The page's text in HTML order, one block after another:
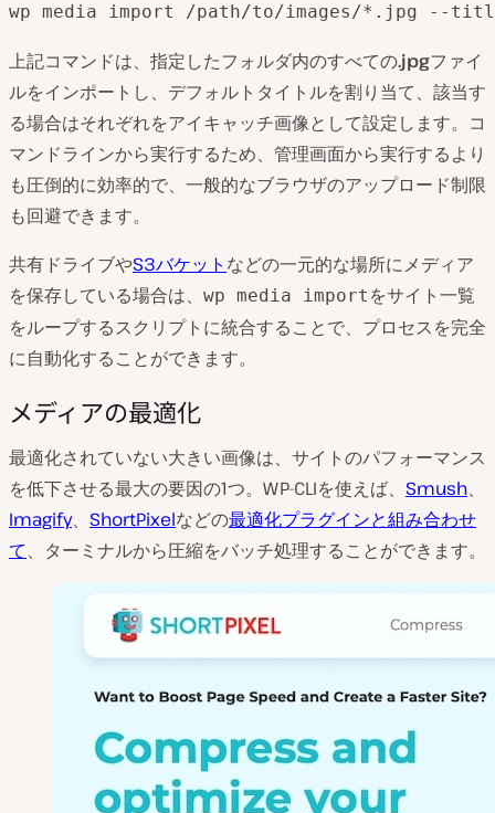
wp media import /path/to/images/*.jpg --
上記コマンドは、指定したフォルダ内のすべての.jpgファイ
ルをインポートし、デフォルトタイトルを割り当て、該当す
る場合はそれぞれをアイキャッチ画像として設定します。コ
マンドラインから実行するため、管理画面から実行するより
も圧倒的に効率的で、一般的なブラウザのアップロード制限
も回避できます。
共有ドライブやS3バケット などの一元的な場所にメディア
を保存している場合は、 wp media import をサイト一覧
をループするスクリプトに統合することで、プロセスを完全
に自動化することができます。
メディアの最適化
最適化されていない大きい画像は、サイトのパフォーマンス
を低下させる最大の要因の1つ。WP-CLIを使えば、 Smush、
Imagify、 ShortPixelなどの最適化プラグインと組み合わせ
て、ターミナルから圧縮をバッチ処理することができます。